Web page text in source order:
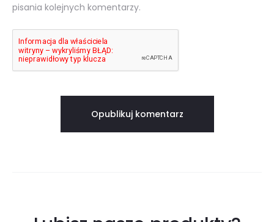
pisania kolejnych komentarzy.